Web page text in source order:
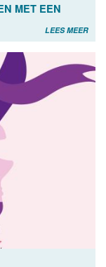
MET EEN
LEES MEER